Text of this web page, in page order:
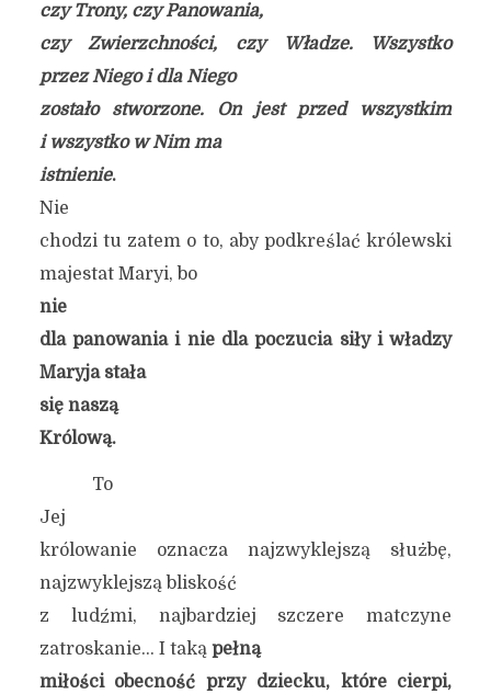
czy Trony, czy Panowania,
czy Zwierzchności, czy Władze. Wszystko
przez Niego i dla Niego
zostało stworzone. On jest przed wszystkim
i wszystko w Nim ma
istnienie.
Nie
chodzi tu zatem o to, aby podkreślać królewski
majestat Maryi, bo
nie
dla panowania i nie dla poczucia siły i władzy
Maryja stała
się naszą
Królową.
To
Jej
królowanie oznacza najzwyklejszą służbę,
najzwyklejszą bliskość
z ludźmi, najbardziej szczere matczyne
zatroskanie… I taką pełną
miłości obecność przy dziecku, które cierpi,